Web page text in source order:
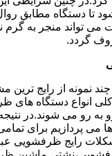
تا دستگاه مطابق
می تواند منجر به
گردد.
نمونه از رایج
انواع دستگاه های
به رو می شوند.در
می پردازیم برای
رایج ظرفشویی